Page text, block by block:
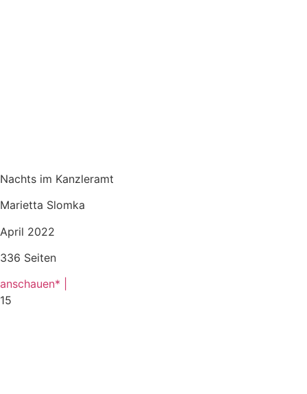
Nachts im Kanzleramt
Marietta Slomka
April 2022
336 Seiten
anschauen* |
15